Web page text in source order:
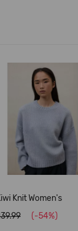
Knit Women's
(-54%)